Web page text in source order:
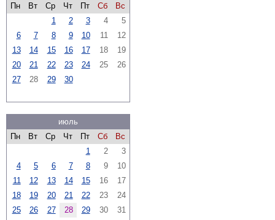
Пн
Вт Ср Чт Пт Сб
Вс
1
2 3 4
5
6
7 8 9 10 11
12
13
14 15 16 17 18
19
20
21 22 23 24 25
26
27
28 29 30
июль
Пн
Вт Ср Чт Пт Сб
Вс
1
2
3
4
5 6 7 8 9
10
11
12 13 14 15 16
17
18
19 20 21 22 23
24
25
26 27 28 29 30 31